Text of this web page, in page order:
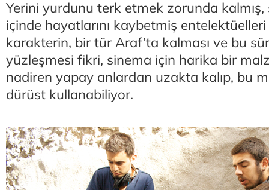
Yerini yurdunu terk etmek zorunda kalmış,
içinde hayatlarını kaybetmiş
karakterin, bir tür Araf’ta kalması ve bu
yüzleşmesi fikri, sinema için harika bir
nadiren yapay anlardan uzakta kalıp, bu
dürüst kullanabiliyor.